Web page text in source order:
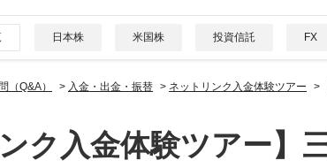
日本株 米国株 投資信託 FX
（Q&A） > 入金・出金・振替 > ネットリンク入金体験ツアー >
ンク入金体験ツアー】